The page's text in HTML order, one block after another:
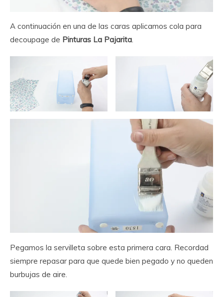
A continuación en una de las caras aplicamos cola para
decoupage de Pinturas La Pajarita.
Pegamos la servilleta sobre esta primera cara. Recordad
siempre repasar para que quede bien pegado y no queden
burbujas de aire.